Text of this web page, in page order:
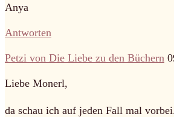
Anya
Antworten
Petzi von Die Liebe zu den Büchern
Liebe Monerl,
da schau ich auf jeden Fall mal